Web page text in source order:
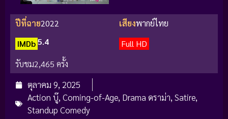
ปีที่ฉาย2022 เสียงพากย์ไทย
IMDb5.4
Full HD
รับชม2,465 ครั้ง
ตุลาคม 9, 2025
Action บู๊, Coming-of-Age, Drama ดราม่า, Satire,
Standup Comedy